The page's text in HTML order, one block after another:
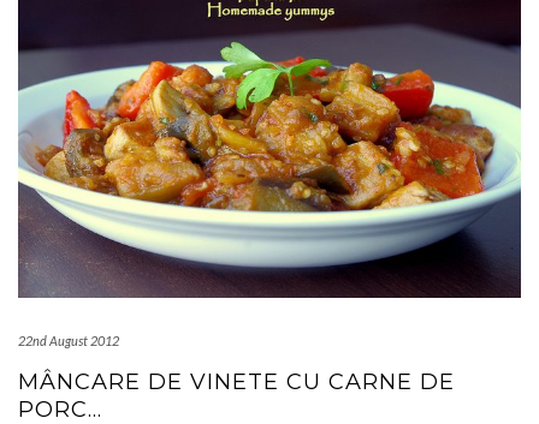
22nd August 2012
MÂNCARE DE VINETE CU CARNE DE
PORC…